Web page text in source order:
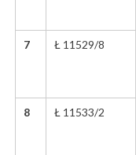
7 Ł 11529/8
8 Ł 11533/2